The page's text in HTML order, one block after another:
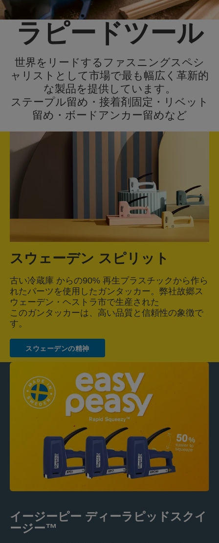
ラピードツール
世界をリードするファスニングスペシ
ャリストとして市場で最も幅広く革新的
な製品を提供しています。
ステープル留め・接着剤固定・リベット
留め・ボードアンカー留めなど
スウェーデン スピリット
古い冷蔵庫 からの90% 再生プラスチックから作ら
れたパーツを使用したガンタッカー。弊社故郷ス
ウェーデン・ヘストラ市で生産された
このガンタッカーは、高い品質と信頼性の象徴で
す。
スウェーデンの精神
イージーピー ディーラピッドスクイ
ージー™